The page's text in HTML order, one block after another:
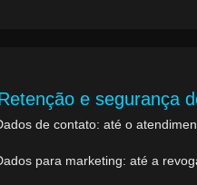
e segurança
de contato: até o
para marketing: até a